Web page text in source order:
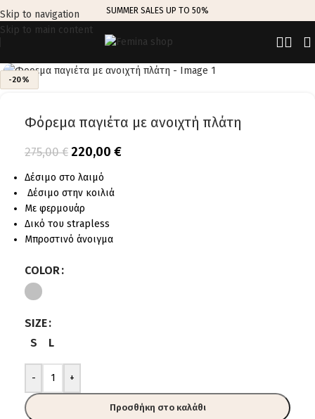
Skip to navigation
Skip to main content
SUMMER SALES UP TO 50%
-20%
Φόρεμα παγιέτα με ανοιχτή πλάτη
275,00€ 220,00 €
Δέσιμο στο λαιμό
Δέσιμο στην κοιλιά
Με φερμουάρ
Δικό του strapless
Μπροστινό άνοιγμα
COLOR
SIZE
S
L
- +
Προσθήκη στο καλάθι